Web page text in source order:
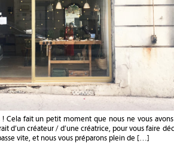
! Cela fait un petit moment que nous ne vous
d’un créateur / d’une créatrice, pour vous faire
vite, et nous vous préparons plein de […]